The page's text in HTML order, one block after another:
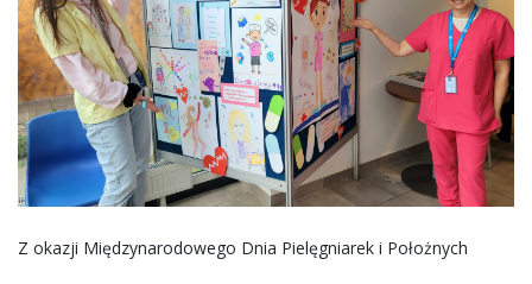
Z okazji Międzynarodowego Dnia Pielęgniarek i Położnych